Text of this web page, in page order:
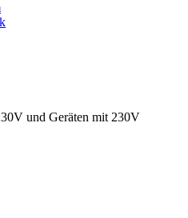
und Geräten mit 230V